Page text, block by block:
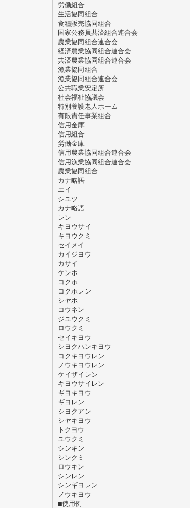
労働組合
生活協同組合
食糧販売協同組合
国家公務員共済組合連合会
農業協同組合連合会
経済農業協同組合連合会
共済農業協同組合連合会
漁業協同組合
漁業協同組合連合会
公共職業安定所
社会福祉協議会
特別養護老人ホーム
有限責任事業組合
信用金庫
信用組合
労働金庫
信用農業協同組合連合会
信用漁業協同組合連合会
農業協同組合
カナ略語
エイ
シユツ
カナ略語
レン
キヨウサイ
キヨウクミ
セイメイ
カイジヨウ
カサイ
ケンポ
コクホ
コクホレン
シヤホ
コウネン
ジユウクミ
ロウクミ
セイキヨウ
シヨクハンキヨウ
コクキヨウレン
ノウキヨウレン
ケイザイレン
キヨウサイレン
ギヨキヨウ
ギヨレン
シヨクアン
シヤキヨウ
トクヨウ
ユウクミ
シンキン
シンクミ
ロウキン
シンレン
シンギヨレン
ノウキヨウ
■使用例